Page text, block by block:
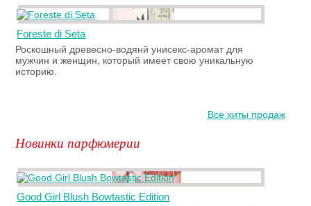
Foreste di Seta
Роскошный древесно-водянй унисекс-аромат для
мужчин и женщин, который имеет свою уникальную
историю.
Все хиты продаж
Новинки парфюмерии
Good Girl Blush Bowtastic Edition